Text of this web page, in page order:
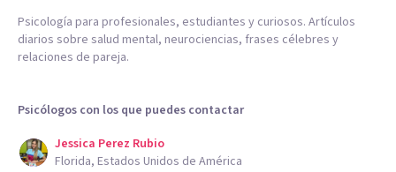
Psicología para profesionales, estudiantes y curiosos. Artículos
diarios sobre salud mental, neurociencias, frases célebres y
relaciones de pareja.
Psicólogos con los que puedes contactar
Jessica Perez Rubio
Florida, Estados Unidos de América